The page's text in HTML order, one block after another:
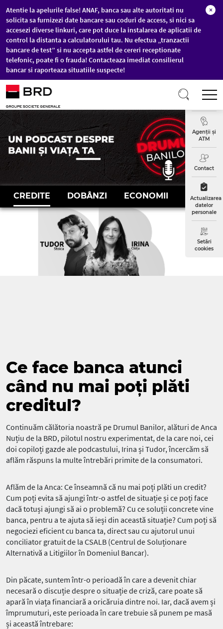
Sari la conținutul principal
Atentie la apelurile false! ANAF, banca sau alte autoritati nu
solicita sa furnizezi date bancare sau coduri de access, si nici sa
accesezi diverse linkuri, care pot duce la instalarea de aplicatii de
control la distanta a calculatorului tau. Nu efectua „tranzactii
bancare de test” si nu accepta astfel de cereri receptionate
telefonic, poate fi o frauda! Contacteaza imediat consilierul
bancar si raporteaza situatiile suspecte!
×
Curs
Agenții și
ATM
Contact
Actualizarea
datelor
personale
Setări
cookies
CREDITE DOBÂNZI ECONOMII
Ce face banca atunci
când nu mai poți plăti
creditul?
Continuăm călătoria noastră pe Drumul Banilor, alături de Anca
Nuțiu de la BRD, pilotul nostru experimentat, de la care noi, cei
doi copiloți gazde ale podcastului, Irina și Tudor, încercăm să
aflăm răspuns la multe întrebări primite de la consumatori.
Aflăm de la Anca: Ce înseamnă că nu mai poți plăti un credit?
Cum poți evita să ajungi într-o astfel de situație și ce poți face
dacă totuși ajungi să ai o problemă? Cu ce soluții concrete vine
banca, pentru a te ajuta să ieși din această situație? Cum poți să
negociezi eficient cu banca ta, direct sau cu ajutorul unui
conciliator gratuit de la CSALB (Centrul de Soluționare
Alternativă a Litigiilor în Domeniul Bancar).
Din păcate, suntem într-o perioadă în care a devenit chiar
necesară o discuție despre o situație de criză, care poate să
apară în viața financiară a oricăruia dintre noi. Iar, dacă avem și
împrumuturi, este perioada în care trebuie să punem pe masă
și această întrebare: